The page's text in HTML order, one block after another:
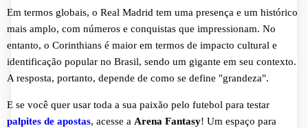
Em termos globais, o Real Madrid tem uma presença e um histórico
mais amplo, com números e conquistas que impressionam. No
entanto, o Corinthians é maior em termos de impacto cultural e
identificação popular no Brasil, sendo um gigante em seu contexto.
A resposta, portanto, depende de como se define "grandeza".
E se você quer usar toda a sua paixão pelo futebol para testar
palpites de apostas, acesse a Arena Fantasy! Um espaço para